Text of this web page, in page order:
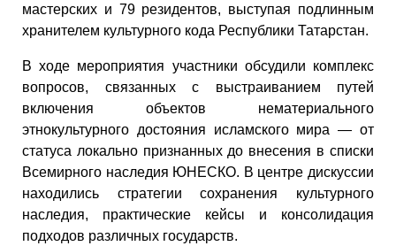
мастерских и 79 резидентов, выступая подлинным
хранителем культурного кода Республики Татарстан.
В ходе мероприятия участники обсудили комплекс
вопросов, связанных с выстраиванием путей
включения объектов нематериального
этнокультурного достояния исламского мира — от
статуса локально признанных до внесения в списки
Всемирного наследия ЮНЕСКО. В центре дискуссии
находились стратегии сохранения культурного
наследия, практические кейсы и консолидация
подходов различных государств.